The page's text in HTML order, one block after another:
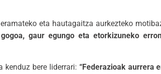
eta hautagaitza aurkezteko
gaur egungo eta etorkizuneko
kenduz bere liderrari: “Federazioak aurrera